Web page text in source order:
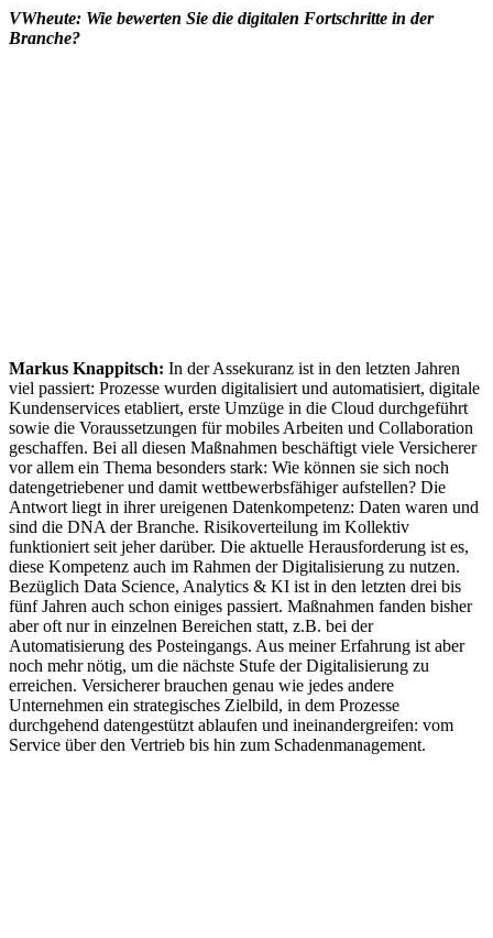
VWheute: Wie bewerten Sie die digitalen Fortschritte in der
Branche?
Markus Knappitsch: In der Assekuranz ist in den letzten Jahren
viel passiert: Prozesse wurden digitalisiert und automatisiert, digitale
Kundenservices etabliert, erste Umzüge in die Cloud durchgeführt
sowie die Voraussetzungen für mobiles Arbeiten und Collaboration
geschaffen. Bei all diesen Maßnahmen beschäftigt viele Versicherer
vor allem ein Thema besonders stark: Wie können sie sich noch
datengetriebener und damit wettbewerbsfähiger aufstellen? Die
Antwort liegt in ihrer ureigenen Datenkompetenz: Daten waren und
sind die DNA der Branche. Risikoverteilung im Kollektiv
funktioniert seit jeher darüber. Die aktuelle Herausforderung ist es,
diese Kompetenz auch im Rahmen der Digitalisierung zu nutzen.
Bezüglich Data Science, Analytics & KI ist in den letzten drei bis
fünf Jahren auch schon einiges passiert. Maßnahmen fanden bisher
aber oft nur in einzelnen Bereichen statt, z.B. bei der
Automatisierung des Posteingangs. Aus meiner Erfahrung ist aber
noch mehr nötig, um die nächste Stufe der Digitalisierung zu
erreichen. Versicherer brauchen genau wie jedes andere
Unternehmen ein strategisches Zielbild, in dem Prozesse
durchgehend datengestützt ablaufen und ineinandergreifen: vom
Service über den Vertrieb bis hin zum Schadenmanagement.